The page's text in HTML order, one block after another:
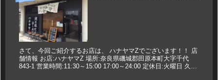
さて、今回ご紹介するお店は、 ハナヤマZでございます！！ 店
舗情報 お店:ハナヤマZ 場所:奈良県磯城郡田原本町大字千代
843-1 営業時間:11:30～15:00 17:00～24:00 定休日:火曜日 久世